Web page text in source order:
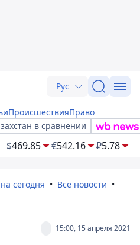
Рус
ПроисшествияПраво
в сравнении
$469.85 €542.16 ₽5.78
сегодня
Все новости
15:00, 15 апреля 2021